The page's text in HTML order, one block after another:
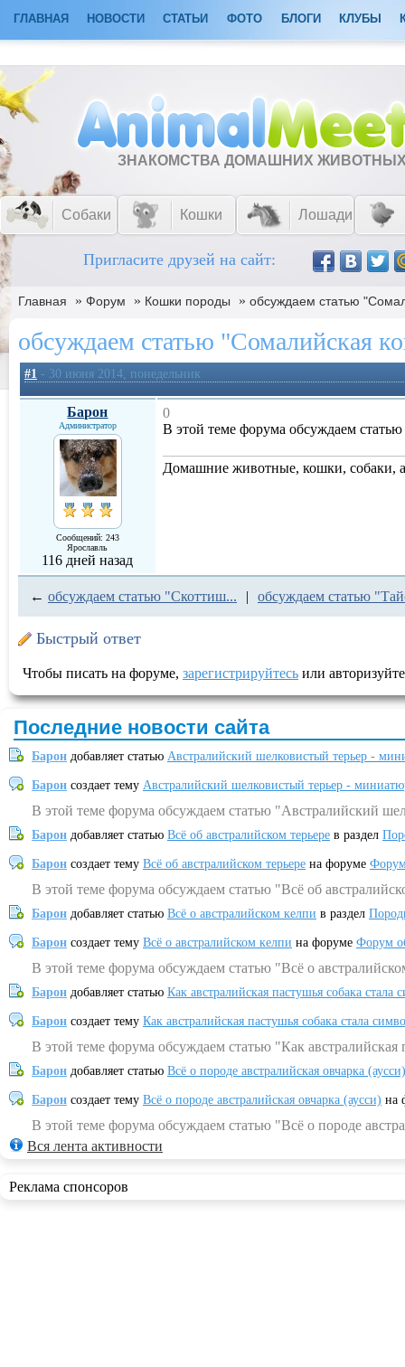
ГЛАВНАЯ НОВОСТИ СТАТЬИ ФОТО БЛОГИ КЛУБЫ
ЗНАКОМСТВА ДОМАШНИХ
Собаки Кошки Лошади
Пригласите друзей на сайт:
Главная » Форум » Кошки породы » обсуждаем статью
обсуждаем статью "Сомалийская
#1 - 30 июня 2014, понедельник
Барон
Администратор
Сообщений: 243
Ярославль
116 дней назад
0
В этой теме форума обсуждаем
Домашние животные, кошки, собаки,
← обсуждаем статью "Скоттиш... | обсуждаем статью
Быстрый ответ
Чтобы писать на форуме, зарегистрируйтесь или
Последние новости сайта
Барон добавляет статью Австралийский шелковистый терьер -
Барон создает тему Австралийский шелковистый терьер -
В этой теме форума обсуждаем статью "Австралийский
Барон добавляет статью Всё об австралийском терьере в раздел
Барон создает тему Всё об австралийском терьере на форуме
В этой теме форума обсуждаем статью "Всё об
Барон добавляет статью Всё о австралийском келпи в раздел
Барон создает тему Всё о австралийском келпи на форуме Форум
В этой теме форума обсуждаем статью "Всё о
Барон добавляет статью Как австралийская пастушья собака
Барон создает тему Как австралийская пастушья собака стала
В этой теме форума обсуждаем статью "Как
Барон добавляет статью Всё о породе австралийская овчарка (аусси)
Барон создает тему Всё о породе австралийская овчарка (аусси) на
В этой теме форума обсуждаем статью "Всё о породе
Вся лента активности
Реклама спонсоров